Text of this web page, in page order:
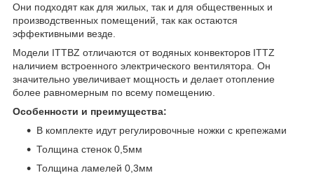
Они подходят как для жилых, так и для общественных и
производственных помещений, так как остаются
эффективными везде.
Модели ITTBZ отличаются от водяных конвекторов ITTZ
наличием встроенного электрического вентилятора. Он
значительно увеличивает мощность и делает отопление
более равномерным по всему помещению.
Особенности и преимущества:
В комплекте идут регулировочные ножки с крепежами
Толщина стенок 0,5мм
Толщина ламелей 0,3мм